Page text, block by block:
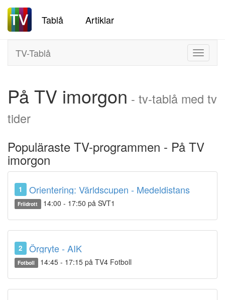
Tablå Artiklar
Toggle
TV-Tablå
På TV imorgon - tv-tablå med tv
tider
Populäraste TV-programmen - På TV
imorgon
1 Orientering: Världscupen - Medeldistans
Friidrott 14:00 - 17:50 på SVT1
2 Örgryte - AIK
Fotboll 14:45 - 17:15 på TV4 Fotboll